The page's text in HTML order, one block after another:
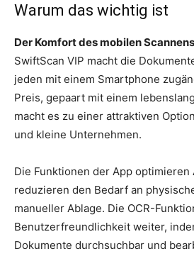
Warum das wichtig ist
Der Komfort des mobilen
SwiftScan VIP macht die
jeden mit einem Smartphone
Preis, gepaart mit einem
macht es zu einer attraktiven
und kleine Unternehmen.
Die Funktionen der App optimieren
reduzieren den Bedarf an
manueller Ablage. Die OCR-
Benutzerfreundlichkeit weiter,
Dokumente durchsuchbar und